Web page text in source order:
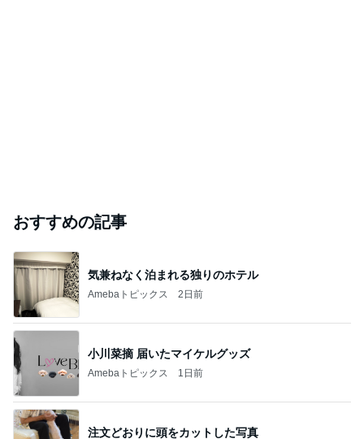
おすすめの記事
気兼ねなく泊まれる独りのホテル
Amebaトピックス 2日前
小川菜摘 届いたマイケルグッズ
Amebaトピックス 1日前
注文どおりに頭をカットした写真